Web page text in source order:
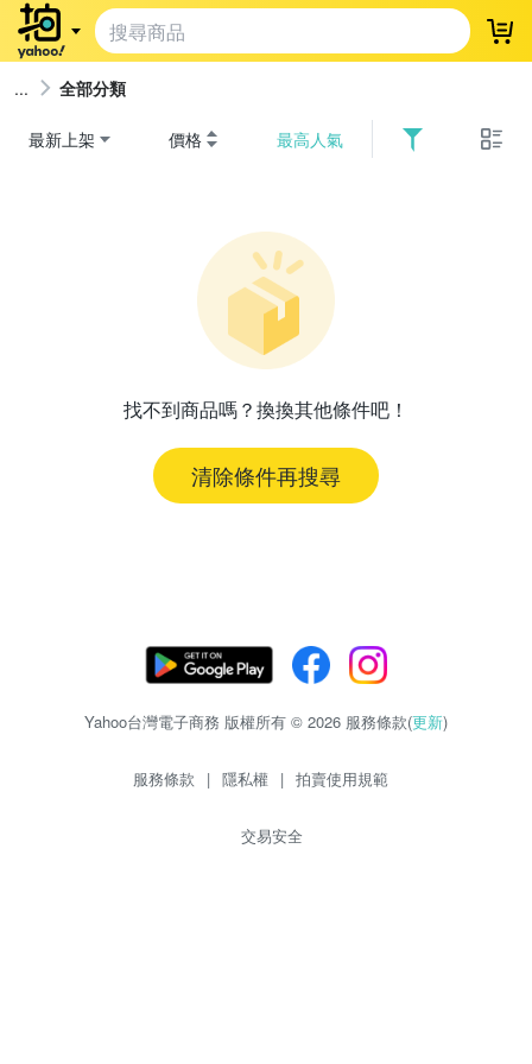
登
全部分類
最新上架 價格 最高人氣
找不到商品嗎？換換其他條件吧！
清除條件再搜尋
Yahoo台灣電子商務 版權所有 © 2026 服務條款(更新)
服務條款 | 隱私權 | 拍賣使用規範
交易安全